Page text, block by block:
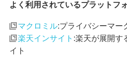
よく利用されているプラットフ
マクロミル:プライバシーマー
楽天インサイト :楽天が展開す
イト